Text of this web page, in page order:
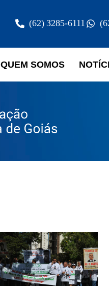
(62) 3285-6111
QUEM SOMOS